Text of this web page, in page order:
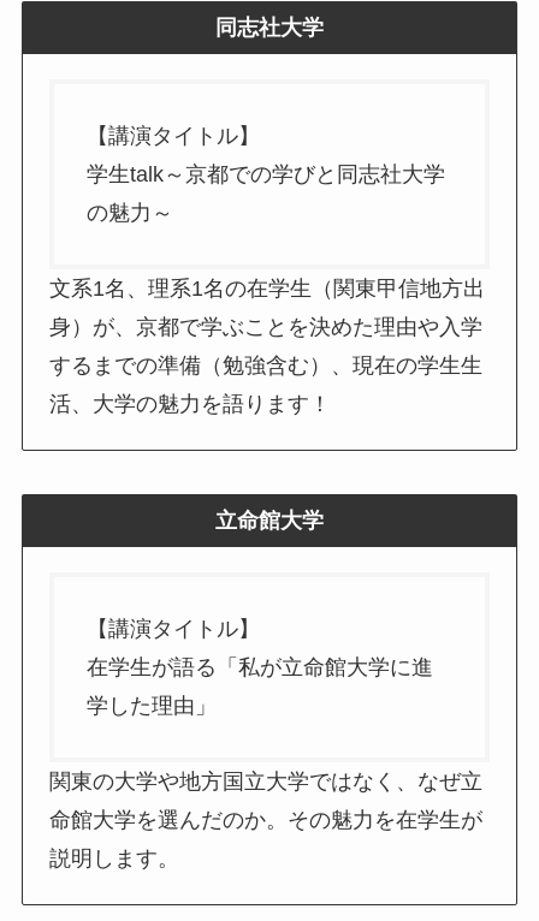
同志社大学
【講演タイトル】
学生talk～京都での学びと同志社大学
の魅力～
文系1名、理系1名の在学生（関東甲信地方出
身）が、京都で学ぶことを決めた理由や入学
するまでの準備（勉強含む）、現在の学生生
活、大学の魅力を語ります！
立命館大学
【講演タイトル】
在学生が語る「私が立命館大学に進
学した理由」
関東の大学や地方国立大学ではなく、なぜ立
命館大学を選んだのか。その魅力を在学生が
説明します。